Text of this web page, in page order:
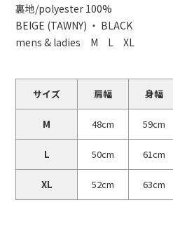
裏地/polyester 100%
BEIGE (TAWNY) ・ BLACK
mens & ladies M L XL
サイズ 肩幅 身幅
M 48cm 59cm
L 50cm 61cm
XL 52cm 63cm